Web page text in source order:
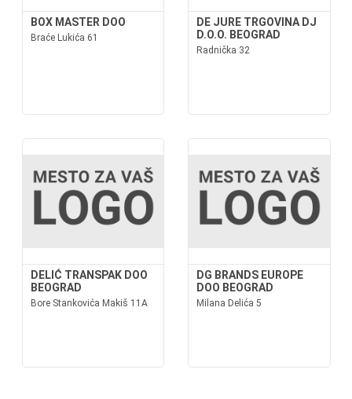
BOX MASTER DOO
Braće Lukića 61
DE JURE TRGOVINA DJ
D.O.O. BEOGRAD
Radnička 32
DELIĆ TRANSPAK DOO
BEOGRAD
Bore Stankovića Makiš 11A
DG BRANDS EUROPE
DOO BEOGRAD
Milana Delića 5